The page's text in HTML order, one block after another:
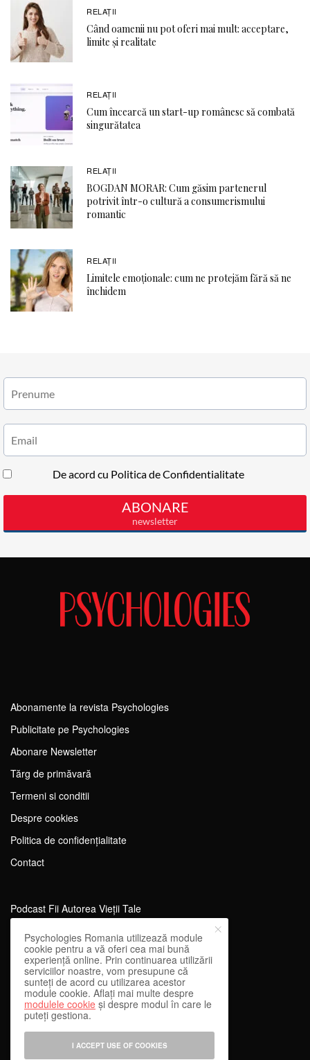
RELAŢII
Când oamenii nu pot oferi mai mult: acceptare,
limite și realitate
RELAŢII
Cum încearcă un start-up românesc să combată
singurătatea
RELAŢII
BOGDAN MORAR: Cum găsim partenerul
potrivit într-o cultură a consumerismului
romantic
RELAŢII
Limitele emoționale: cum ne protejăm fără să ne
închidem
Abonamente la revista Psychologies
Publicitate pe Psychologies
Abonare Newsletter
Tărg de primăvară
Termeni si conditii
Despre cookies
Politica de confidențialitate
Contact
Podcast Fii Autorea Vieții Tale
Evenimente Fii Autoarea Vieții Tale!
SportEdu
Antrenament Mental pentru Sportivi
Learning Network
WEnough
Reward & Engage
Psychologies Romania utilizează module
cookie pentru a vă oferi cea mai bună
experiență online. Prin continuarea utilizării
serviciilor noastre, vom presupune că
sunteți de acord cu utilizarea acestor
module cookie. Aflați mai multe despre
modulele cookie și despre modul în care le
puteți gestiona.
I ACCEPT USE OF COOKIES